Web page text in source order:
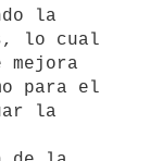
la
lo cual
para el
la